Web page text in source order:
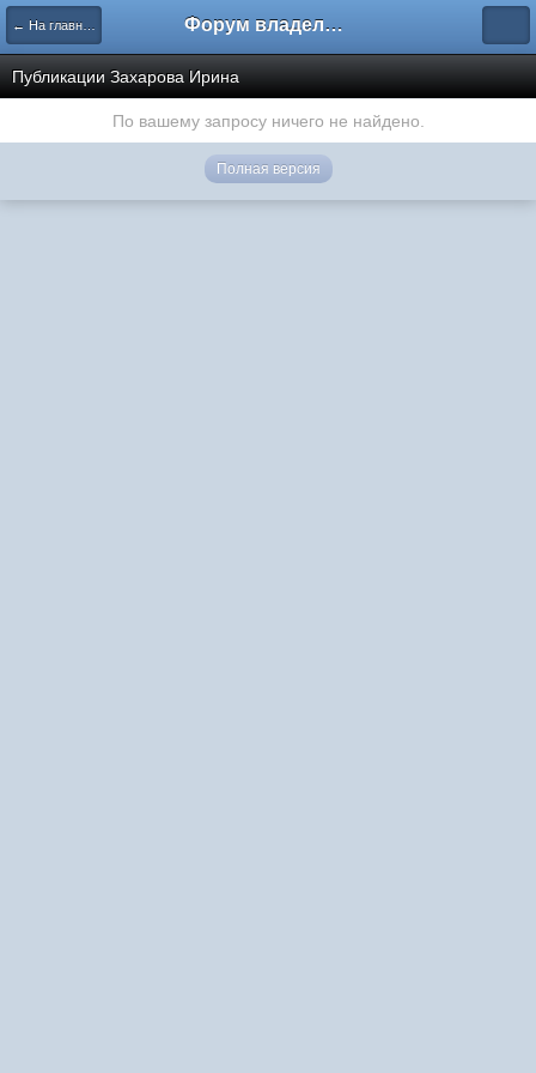
← На главную Форум владельцев интернет-магазинов
Публикации Захарова Ирина
По вашему запросу ничего не найдено.
Полная версия